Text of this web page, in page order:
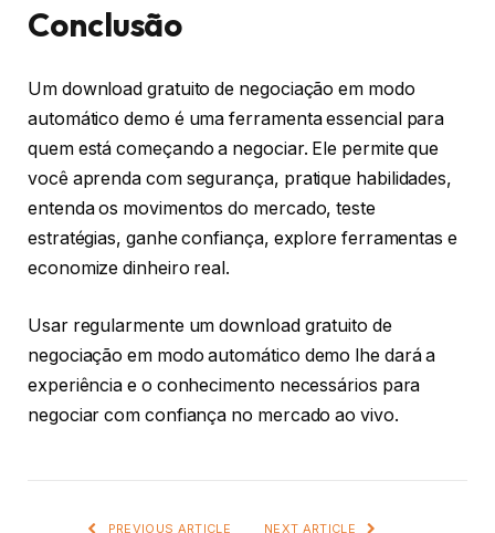
Conclusão
Um download gratuito de negociação em modo
automático demo é uma ferramenta essencial para
quem está começando a negociar. Ele permite que
você aprenda com segurança, pratique habilidades,
entenda os movimentos do mercado, teste
estratégias, ganhe confiança, explore ferramentas e
economize dinheiro real.
Usar regularmente um download gratuito de
negociação em modo automático demo lhe dará a
experiência e o conhecimento necessários para
negociar com confiança no mercado ao vivo.
PREVIOUS ARTICLE NEXT ARTICLE